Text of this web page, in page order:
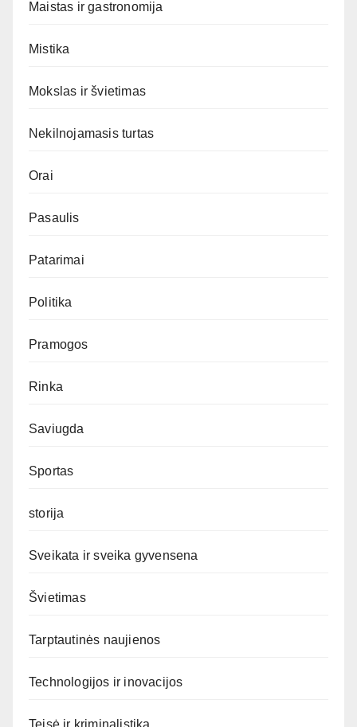
Maistas ir gastronomija
Mistika
Mokslas ir švietimas
Nekilnojamasis turtas
Orai
Pasaulis
Patarimai
Politika
Pramogos
Rinka
Saviugda
Sportas
storija
Sveikata ir sveika gyvensena
Švietimas
Tarptautinės naujienos
Technologijos ir inovacijos
Teisė ir kriminalistika